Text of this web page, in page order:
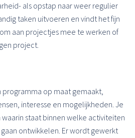
als opstap naar weer regulier
taken uitvoeren en vindt het fijn
aan projectjes mee te werken of
project.
op maat gemaakt,
interesse en mogelijkheden. Je
staat binnen welke activiteiten
ontwikkelen. Er wordt gewerkt